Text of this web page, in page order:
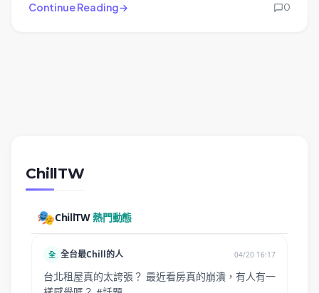
Continue Reading 0
ChillTW